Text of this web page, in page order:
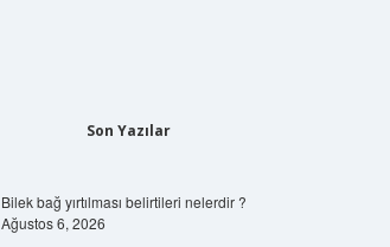
Son Yazılar
Bilek bağ yırtılması belirtileri nelerdir ?
Ağustos 6, 2026